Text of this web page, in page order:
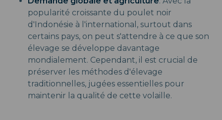
popularité croissante du poulet noir
d'Indonésie à l'international, surtout dans
certains pays, on peut s'attendre à ce que son
élevage se développe davantage
mondialement. Cependant, il est crucial de
préserver les méthodes d'élevage
traditionnelles, jugées essentielles pour
maintenir la qualité de cette volaille.